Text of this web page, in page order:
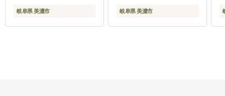
トイレ用品 備蓄 ストッ
製紙 送料無料 岐阜県
岐阜県 美濃市
備蓄 ストック 非常用 生
料 岐阜県 美濃市
岐阜県 美濃市